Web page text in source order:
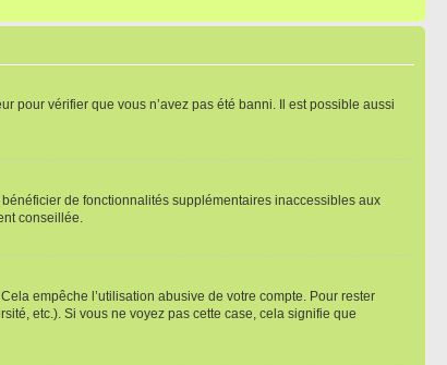
pour vérifier que vous n’avez pas été banni. Il est possible aussi
de fonctionnalités supplémentaires inaccessibles aux
conseillée.
empêche l’utilisation abusive de votre compte. Pour rester
etc.). Si vous ne voyez pas cette case, cela signifie que